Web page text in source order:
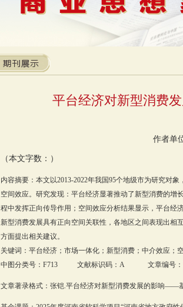
平台经济对新型消费
作者单
（本文字数：）
内容摘要：本文以2013-2022年我国95个地级市为研究对
空间效应。研究发现：平台经济显著推动了新型消费的增
程中发挥正向传导作用；空间效应分析结果显示，平台经
新型消费发展具有正向空间关联性，各地区之间表现出相
方面提出相关建议。
关键词：平台经济；市场一体化；新型消费；中介效应；
中图分类号：F713 文献标识码：A 文章编号：
文章著录格式：张铠.平台经济对新型消费发展的影响——